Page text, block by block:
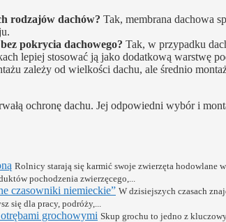
rodzajów dachów? Tak, membrana dachowa
pokrycia dachowego? Tak, w przypadku
lepiej stosować ją jako dodatkową warstwę
zależy od wielkości dachu, ale średnio
ochronę dachu. Jej odpowiedni wybór i
Rolnicy starają się karmić swoje zwierzęta hodowlane
pochodzenia zwierzęcego,...
czasowniki niemieckie” W dzisiejszych czasach
się dla pracy, podróży,...
grochowymi Skup grochu to jedno z